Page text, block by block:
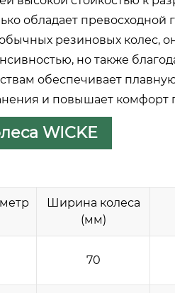
обладает
резиновых колес,
но также
обеспечивает
и повышает комфорт
WICKE
Ширина колеса
(мм)
70